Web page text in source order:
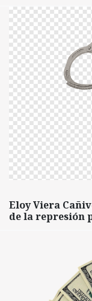
Eloy Viera
de la represión